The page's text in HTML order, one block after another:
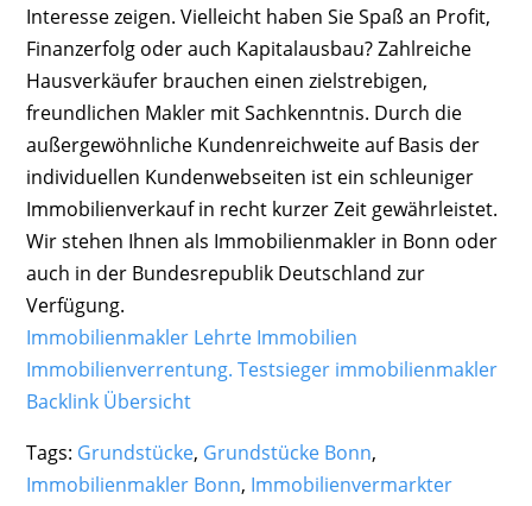
Interesse zeigen. Vielleicht haben Sie Spaß an Profit,
Finanzerfolg oder auch Kapitalausbau? Zahlreiche
Hausverkäufer brauchen einen zielstrebigen,
freundlichen Makler mit Sachkenntnis. Durch die
außergewöhnliche Kundenreichweite auf Basis der
individuellen Kundenwebseiten ist ein schleuniger
Immobilienverkauf in recht kurzer Zeit gewährleistet.
Wir stehen Ihnen als Immobilienmakler in Bonn oder
auch in der Bundesrepublik Deutschland zur
Verfügung.
Immobilienmakler Lehrte Immobilien
Immobilienverrentung. Testsieger immobilienmakler
Backlink Übersicht
Tags: Grundstücke, Grundstücke Bonn,
Immobilienmakler Bonn, Immobilienvermarkter